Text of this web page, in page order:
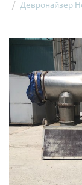
Девронайзер